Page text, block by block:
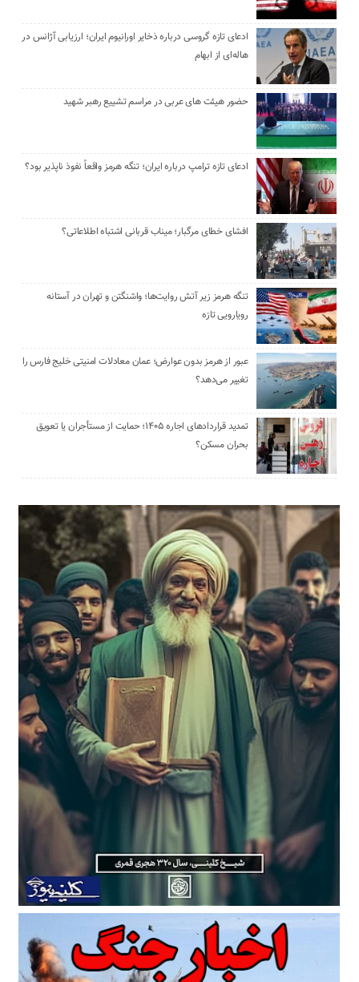
ادعای تازه گروسی درباره ذخایر اورانیوم ایران؛ ارزیابی آژانس در
هاله‌ای از ابهام
حضور هیئت‌ های عربی در مراسم تشییع رهبر شهید
ادعای تازه ترامپ درباره ایران؛ تنگه هرمز واقعاً نفوذ ناپذیر بود؟
افشای خطای مرگبار؛ میناب قربانی اشتباه اطلاعاتی؟
تنگه هرمز زیر آتش روایت‌ها؛ واشنگتن و تهران در آستانه
رویارویی تازه
عبور از هرمز بدون عوارض؛ عمان معادلات امنیتی خلیج فارس را
تغییر می‌دهد؟
تمدید قراردادهای اجاره ۱۴۰۵؛ حمایت از مستأجران یا تعویق
بحران مسکن؟